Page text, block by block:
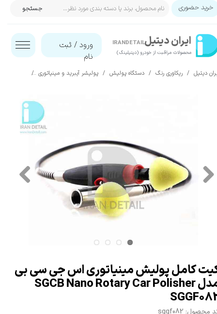
ایران‌ دیتیل
محصولات مراقبت از خودرو (دیتیلینگ)​​​​​​​
IRANDETAIL ورود / ثبت
نام
حساب کاربری من
تغییر گذر واژه
جستجو خرید حضوری
دیتیل ریکاوری رنگ دستگاه پولیش پولیشر آیبرید و مینیاتوری
کامل پولیش مینیاتوری اس جی سی بی
مدل SGCB Nano Rotary Car Polisher